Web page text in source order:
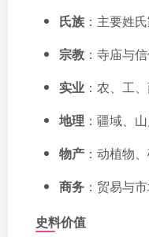
氏族 ：主要姓
宗教 ：寺庙与
实业 ：农、工
地理 ：疆域、
物产 ：动植物
商务 ：贸易与
史料价值